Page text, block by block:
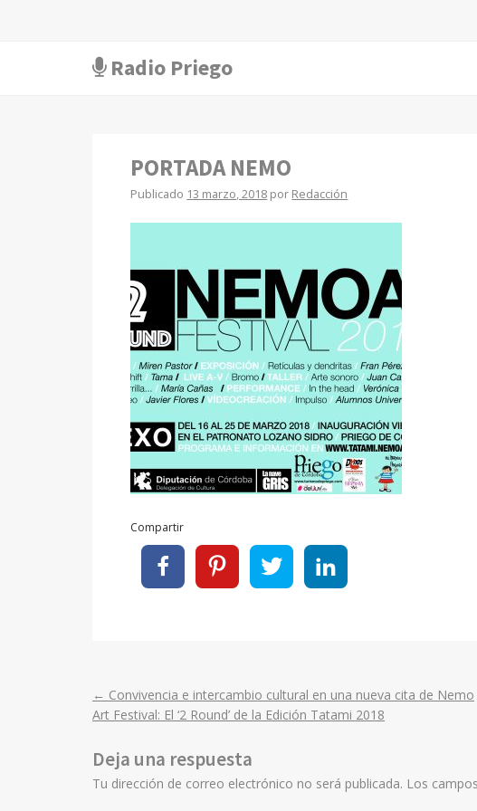
Radio Priego
PORTADA NEMO
Publicado 13 marzo, 2018 por Redacción
Compartir
Post
navigation
← Convivencia e intercambio cultural en una nueva cita de Nemo
Art Festival: El ‘2 Round’ de la Edición Tatami 2018
Deja una respuesta
Tu dirección de correo electrónico no será publicada. Los